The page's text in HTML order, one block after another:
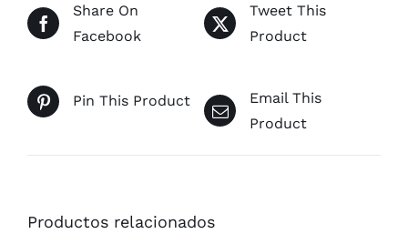
Share On
Facebook
Tweet This
Product
Pin This Product
Email This
Product
Productos relacionados